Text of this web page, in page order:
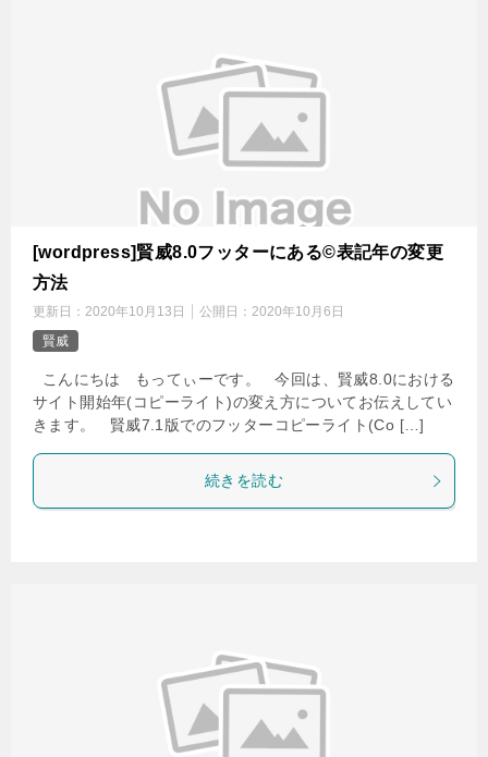
[wordpress]賢威8.0フッターにある©表記年の変更
方法
更新日： 2020年10月13日 公開日： 2020年10月6日
賢威
こんにちは もってぃーです。 今回は、賢威8.0における
サイト開始年(コピーライト)の変え方についてお伝えしてい
きます。 賢威7.1版でのフッターコピーライト(Co […]
続きを読む